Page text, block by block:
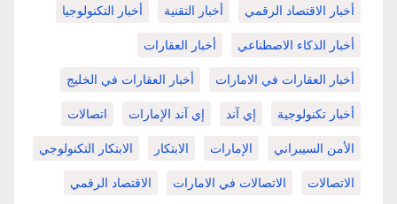
أخبار الاقتصاد الرقمي أخبار التقنية أخبار التكنولوجيا
أخبار الذكاء الاصطناعي أخبار العقارات
أخبار العقارات في الامارات أخبار العقارات في الخليج
أخبار تكنولوجية إي آند إي آند الإمارات اتصالات
الأمن السيبراني الإمارات الابتكار الابتكار التكنولوجي
الاتصالات الاتصالات في الامارات الاقتصاد الرقمي